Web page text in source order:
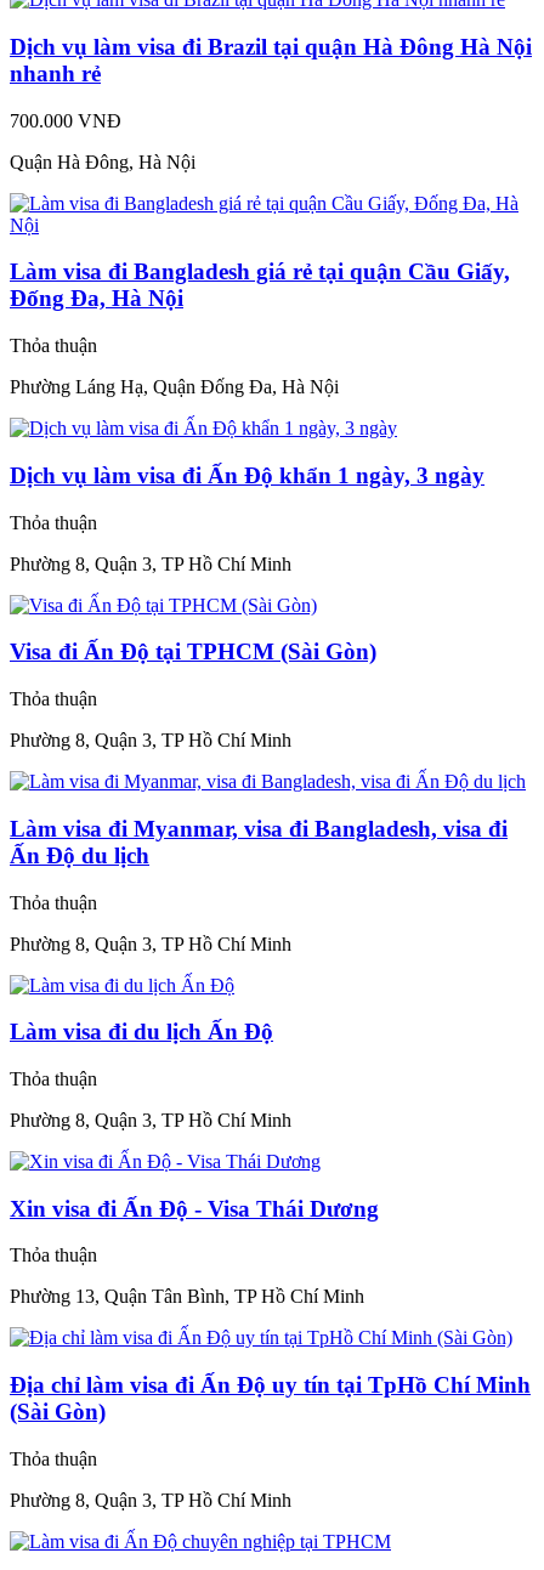
Dịch vụ làm visa đi Brazil tại quận Hà Đông Hà Nội
nhanh rẻ
700.000 VNĐ
Quận Hà Đông, Hà Nội
Làm visa đi Bangladesh giá rẻ tại quận Cầu Giấy,
Đống Đa, Hà Nội
Thỏa thuận
Phường Láng Hạ, Quận Đống Đa, Hà Nội
Dịch vụ làm visa đi Ấn Độ khẩn 1 ngày, 3 ngày
Thỏa thuận
Phường 8, Quận 3, TP Hồ Chí Minh
Visa đi Ấn Độ tại TPHCM (Sài Gòn)
Thỏa thuận
Phường 8, Quận 3, TP Hồ Chí Minh
Làm visa đi Myanmar, visa đi Bangladesh, visa đi
Ấn Độ du lịch
Thỏa thuận
Phường 8, Quận 3, TP Hồ Chí Minh
Làm visa đi du lịch Ấn Độ
Thỏa thuận
Phường 8, Quận 3, TP Hồ Chí Minh
Xin visa đi Ấn Độ - Visa Thái Dương
Thỏa thuận
Phường 13, Quận Tân Bình, TP Hồ Chí Minh
Địa chỉ làm visa đi Ấn Độ uy tín tại TpHồ Chí Minh
(Sài Gòn)
Thỏa thuận
Phường 8, Quận 3, TP Hồ Chí Minh